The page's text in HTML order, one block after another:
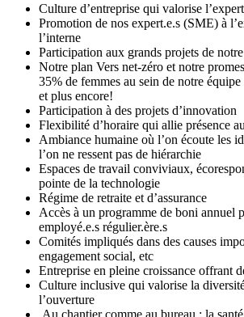
Culture d’entreprise qui valorise
Promotion de nos expert.e.s (SME) à
l’interne
Participation aux grands projets de
Notre plan Vers net-zéro et notre
35% de femmes au sein de notre équipe
et plus encore!
Participation à des projets d’innovation
Flexibilité d’horaire qui allie présence
Ambiance humaine où l’on écoute les
l’on ne ressent pas de hiérarchie
Espaces de travail conviviaux,
pointe de la technologie
Régime de retraite et d’assurance
Accès à un programme de boni annuel
employé.e.s régulier.ère.s
Comités impliqués dans des causes
engagement social, etc
Entreprise en pleine croissance offrant
Culture inclusive qui valorise la
l’ouverture
Au chantier comme au bureau : la